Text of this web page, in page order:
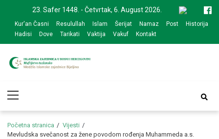
navigation
content
23. Safer 1448. - Četvrtak, 6. August 2026.
Kur'an Časni Resulullah Islam Šerijat Namaz Post
Historija
Hadisi
Dove Tarikati Vaktija Vakuf Kontakt
zajednice Bijeljina
Menu
Početna stranica
Vijesti
Mevludska svečanost za žene povodom rođenja Muhammeda a.s.